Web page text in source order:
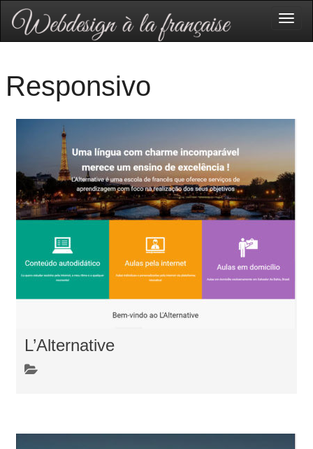
Responsivo
L’Alternative